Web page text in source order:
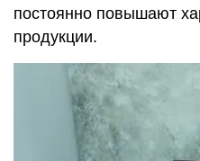
постоянно повышают
продукции.